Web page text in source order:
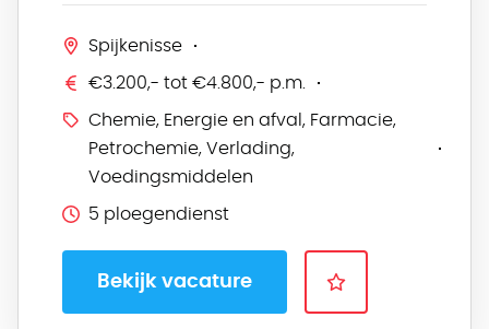
Spijkenisse
€3.200,- tot €4.800,- p.m.
Chemie, Energie en afval, Farmacie,
Petrochemie, Verlading,
Voedingsmiddelen
5 ploegendienst
Bekijk vacature